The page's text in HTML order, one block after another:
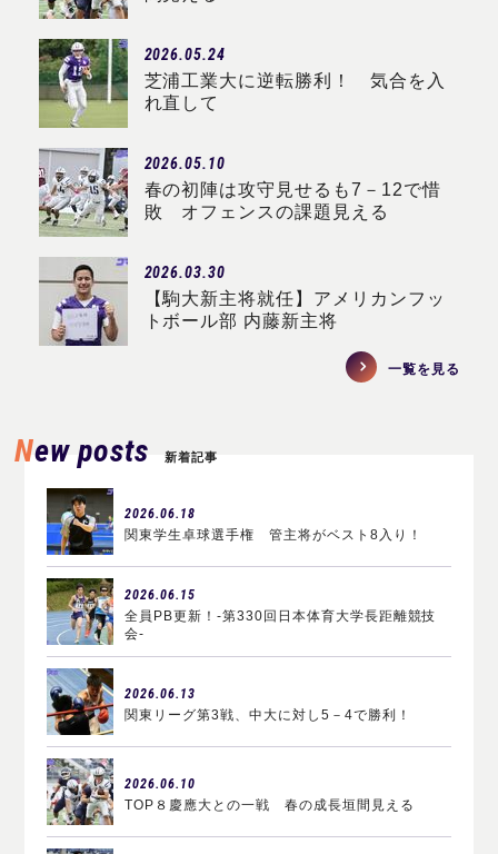
2026.05.24
芝浦工業大に逆転勝利！ 気合を入
れ直して
2026.05.10
春の初陣は攻守見せるも7－12で惜
敗 オフェンスの課題見える
2026.03.30
【駒大新主将就任】アメリカンフッ
トボール部 内藤新主将
一覧を見る
New posts 新着記事
2026.06.18
関東学生卓球選手権 管主将がベスト8入り！
2026.06.15
全員PB更新！-第330回日本体育大学長距離競技
会-
2026.06.13
関東リーグ第3戦、中大に対し5－4で勝利！
2026.06.10
TOP８慶應大との一戦 春の成長垣間見える